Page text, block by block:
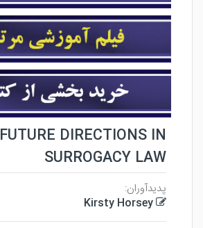
FUTURE DIRECTIONS IN
SURROGACY LAW
پدیدآوران:
Kirsty Horsey